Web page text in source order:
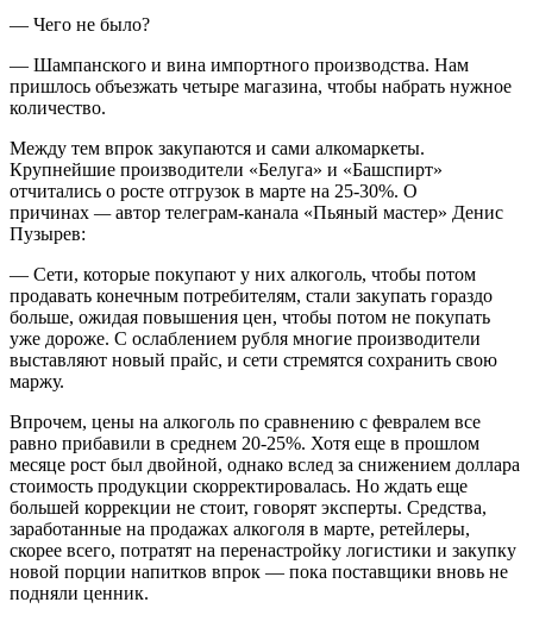
— Чего не было?
— Шампанского и вина импортного производства. Нам
пришлось объезжать четыре магазина, чтобы набрать нужное
количество.
Между тем впрок закупаются и сами алкомаркеты.
Крупнейшие производители «Белуга» и «Башспирт»
отчитались о росте отгрузок в марте на 25-30%. О
причинах —автор телеграм-канала «Пьяный мастер» Денис
Пузырев:
— Сети, которые покупают у них алкоголь, чтобы потом
продавать конечным потребителям, стали закупать гораздо
больше, ожидая повышения цен, чтобы потом не покупать
уже дороже. С ослаблением рубля многие производители
выставляют новый прайс, и сети стремятся сохранить свою
маржу.
Впрочем, цены на алкоголь по сравнению с февралем все
равно прибавили в среднем 20-25%. Хотя еще в прошлом
месяце рост был двойной, однако вслед за снижением доллара
стоимость продукции скорректировалась. Но ждать еще
большей коррекции не стоит, говорят эксперты. Средства,
заработанные на продажах алкоголя в марте, ретейлеры,
скорее всего, потратят на перенастройку логистики и закупку
новой порции напитков впрок — пока поставщики вновь не
подняли ценник.